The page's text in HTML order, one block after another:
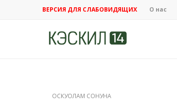
ВЕРСИЯ ДЛЯ СЛАБОВИДЯЩИХ О нас
ОСКУОЛАМ СОНУНА